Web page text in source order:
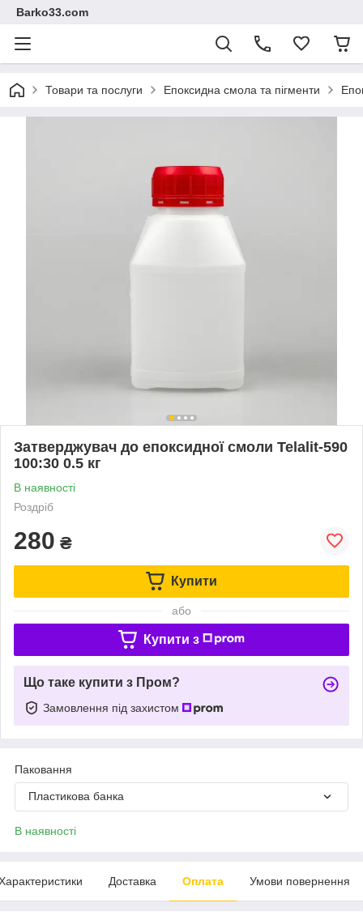
Barko33.com
Товари та послуги Епоксидна смола та пігменти
Затверджувач до епоксидної смоли Telalit-590
100:30 0.5 кг
В наявності
Роздріб
280 ₴
Купити
або
Купити з
Що таке купити з Пром?
Замовлення під захистом
Паковання
Пластикова банка
В наявності
Доставка Оплата Умови повернення